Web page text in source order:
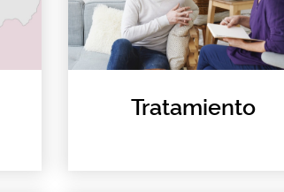
Tratamiento